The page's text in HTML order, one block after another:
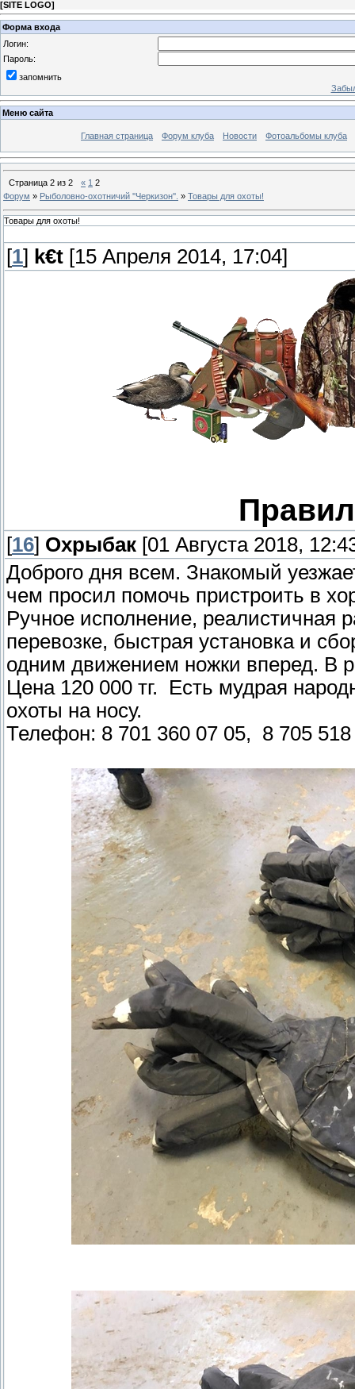
[SITE LOGO]
Форма входа
Логин:
Пароль:
запомнить
Меню сайта
Главная страница Форум клуба Новости Фотоальбомы клуба
Страница 2 из 2 « 1 2
Форум » Рыболовно-охотничий ''Черкизон''. » Товары для охоты!
Товары для охоты!
[1] k€t [15 Апреля 2014, 17:04]
[16] Охрыбак [01 Августа 2018,
Доброго дня всем. Знакомый
чем просил помочь пристроить в
Ручное исполнение, реалистичная
перевозке, быстрая установка и
одним движением ножки вперед. В
Цена 120 000 тг. Есть мудрая
охоты на носу.
Телефон: 8 701 360 07 05, 8 705 518